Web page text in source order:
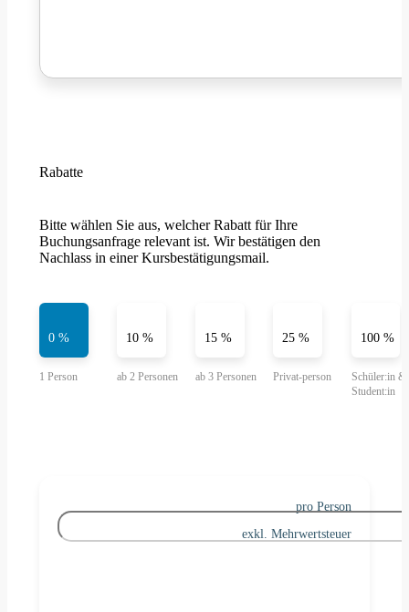
Rabatte
Bitte wählen Sie aus, welcher Rabatt für Ihre
Buchungsanfrage relevant ist. Wir bestätigen den
Nachlass in einer Kursbestätigungsmail.
0 % 10 % 15 % 25 % 100 %
pro Person
exkl. Mehrwertsteuer